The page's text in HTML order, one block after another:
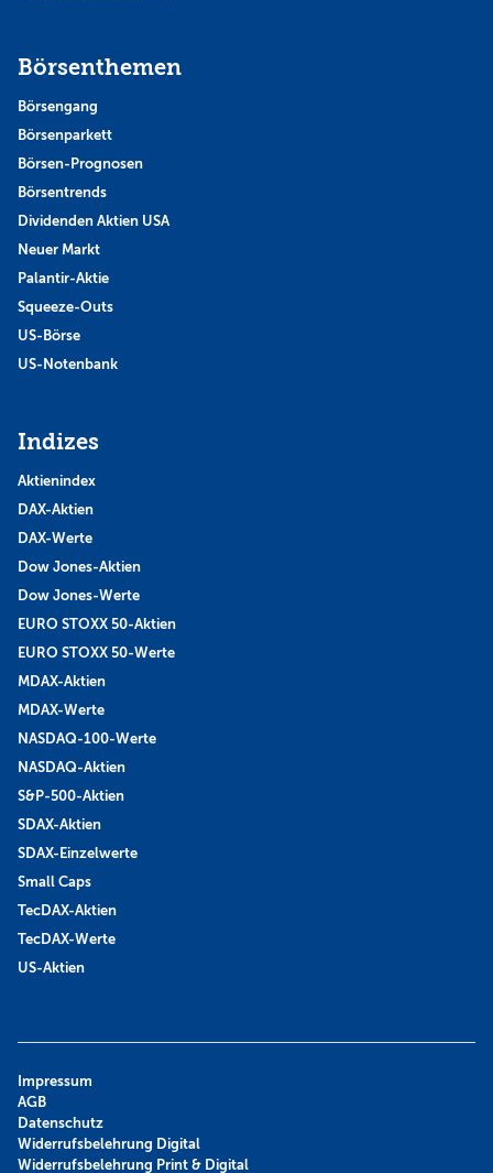
Börsenthemen
Börsengang
Börsenparkett
Börsen-Prognosen
Börsentrends
Dividenden Aktien USA
Neuer Markt
Palantir-Aktie
Squeeze-Outs
US-Börse
US-Notenbank
Indizes
Aktienindex
DAX-Aktien
DAX-Werte
Dow Jones-Aktien
Dow Jones-Werte
EURO STOXX 50-Aktien
EURO STOXX 50-Werte
MDAX-Aktien
MDAX-Werte
NASDAQ-100-Werte
NASDAQ-Aktien
S&P-500-Aktien
SDAX-Aktien
SDAX-Einzelwerte
Small Caps
TecDAX-Aktien
TecDAX-Werte
US-Aktien
Impressum
AGB
Datenschutz
Widerrufsbelehrung Digital
Widerrufsbelehrung Print & Digital